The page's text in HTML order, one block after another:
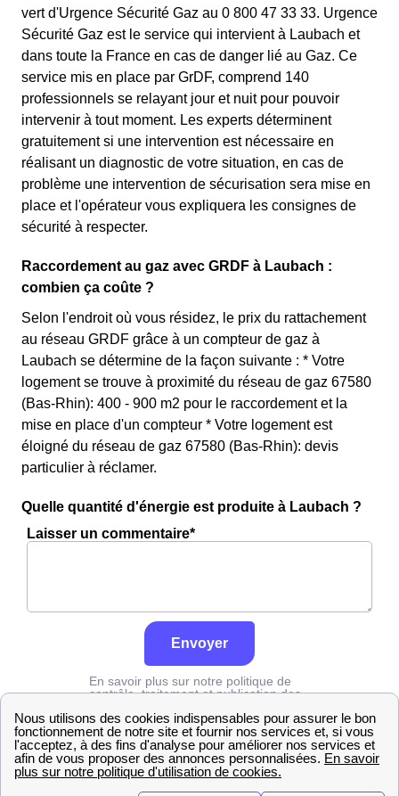
vert d'Urgence Sécurité Gaz au 0 800 47 33 33. Urgence
Sécurité Gaz est le service qui intervient à Laubach et
dans toute la France en cas de danger lié au Gaz. Ce
service mis en place par GrDF, comprend 140
professionnels se relayant jour et nuit pour pouvoir
intervenir à tout moment. Les experts déterminent
gratuitement si une intervention est nécessaire en
réalisant un diagnostic de votre situation, en cas de
problème une intervention de sécurisation sera mise en
place et l'opérateur vous expliquera les consignes de
sécurité à respecter.
Raccordement au gaz avec GRDF à Laubach :
combien ça coûte ?
Selon l'endroit où vous résidez, le prix du rattachement
au réseau GRDF grâce à un compteur de gaz à
Laubach se détermine de la façon suivante : * Votre
logement se trouve à proximité du réseau de gaz 67580
(Bas-Rhin): 400 - 900 m2 pour le raccordement et la
mise en place d'un compteur * Votre logement est
éloigné du réseau de gaz 67580 (Bas-Rhin): devis
particulier à réclamer.
Quelle quantité d'énergie est produite à Laubach ?
Laisser un commentaire*
Envoyer
En savoir plus sur notre politique de
contrôle, traitement et publication des
Grdf Bas-Rhin Laubach